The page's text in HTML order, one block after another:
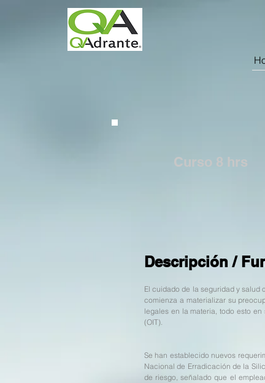
Curso 8 hrs
Descripción /
El cuidado de la seguridad y salud
comienza a materializar su
legales en la materia, todo esto
(OIT).
Se han establecido nuevos
Nacional de Erradicación de la
de riesgo, señalado que el